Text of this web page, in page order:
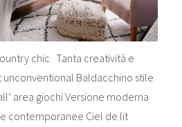
chic Tanta creatività e
Baldacchino stile
area giochi Versione moderna
contemporanee Ciel de lit